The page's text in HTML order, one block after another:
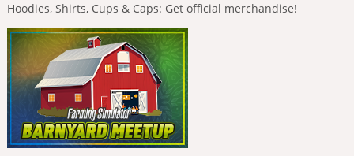
Hoodies, Shirts, Cups & Caps: Get official merchandise!